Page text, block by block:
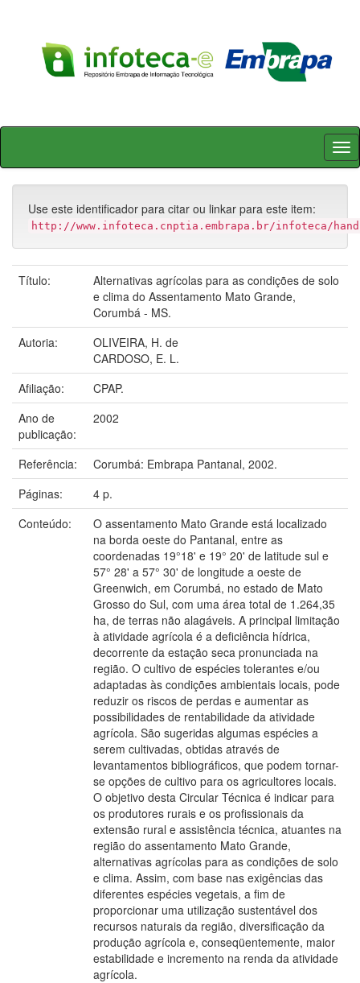
Skip
Use este identificador para citar ou linkar para este item:
http://www.infoteca.cnptia.embrapa.br/infoteca/
Título:
Alternativas agrícolas para as condições de solo
e clima do Assentamento Mato Grande,
Corumbá - MS.
Autoria:
OLIVEIRA, H. de
CARDOSO, E. L.
Afiliação:
CPAP.
Ano de
publicação:
2002
Referência:
Corumbá: Embrapa Pantanal, 2002.
Páginas:
4 p.
Conteúdo:
O assentamento Mato Grande está localizado
na borda oeste do Pantanal, entre as
coordenadas 19°18' e 19° 20' de latitude sul e
57° 28' a 57° 30' de longitude a oeste de
Greenwich, em Corumbá, no estado de Mato
Grosso do Sul, com uma área total de 1.264,35
ha, de terras não alagáveis. A principal limitação
à atividade agrícola é a deficiência hídrica,
decorrente da estação seca pronunciada na
região. O cultivo de espécies tolerantes e/ou
adaptadas às condições ambientais locais, pode
reduzir os riscos de perdas e aumentar as
possibilidades de rentabilidade da atividade
agrícola. São sugeridas algumas espécies a
serem cultivadas, obtidas através de
levantamentos bibliográficos, que podem tornar-
se opções de cultivo para os agricultores locais.
O objetivo desta Circular Técnica é indicar para
os produtores rurais e os profissionais da
extensão rural e assistência técnica, atuantes na
região do assentamento Mato Grande,
alternativas agrícolas para as condições de solo
e clima. Assim, com base nas exigências das
diferentes espécies vegetais, a fim de
proporcionar uma utilização sustentável dos
recursos naturais da região, diversificação da
produção agrícola e, conseqüentemente, maior
estabilidade e incremento na renda da atividade
agrícola.